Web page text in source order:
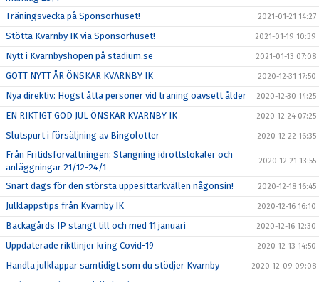
Träningsvecka på Sponsorhuset!
2021-01-21 14:27
Stötta Kvarnby IK via Sponsorhuset! 2021-01-19 10:39
Nytt i Kvarnbyshopen på stadium.se 2021-01-13 07:08
GOTT NYTT ÅR ÖNSKAR KVARNBY IK 2020-12-31 17:50
Nya direktiv: Högst åtta personer vid träning oavsett ålder 2020-12-30 14:25
EN RIKTIGT GOD JUL ÖNSKAR KVARNBY IK 2020-12-24 07:25
Slutspurt i försäljning av Bingolotter 2020-12-22 16:35
Från Fritidsförvaltningen: Stängning idrottslokaler och
anläggningar 21/12-24/1
2020-12-21 13:55
Snart dags för den största uppesittarkvällen någonsin! 2020-12-18 16:45
Julklappstips från Kvarnby IK 2020-12-16 16:10
Bäckagårds IP stängt till och med 11 januari 2020-12-16 12:30
Uppdaterade riktlinjer kring Covid-19 2020-12-13 14:50
Handla julklappar samtidigt som du stödjer Kvarnby 2020-12-09 09:08